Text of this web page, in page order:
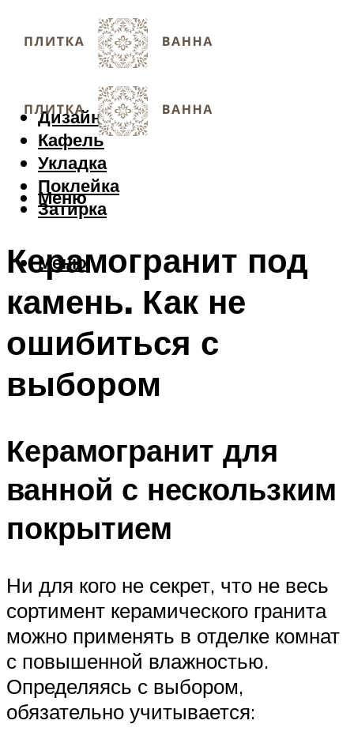
Дизайн
Кафель
Укладка
Поклейка
Затирка
Меню
Меню
Керамогранит под
камень. Как не
ошибиться с
выбором
Керамогранит для
ванной с нескользким
покрытием
Ни для кого не секрет, что не весь
сортимент керамического гранита
можно применять в отделке комнат
с повышенной влажностью.
Определяясь с выбором,
обязательно учитывается: